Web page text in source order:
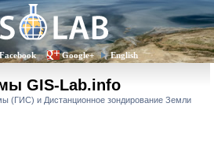
Facebook Google+ English
GIS-Lab.info
(ГИС) и Дистанционное зондирование Земли